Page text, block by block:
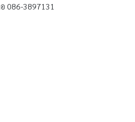
086-3897131